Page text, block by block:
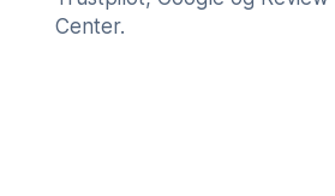
Center.